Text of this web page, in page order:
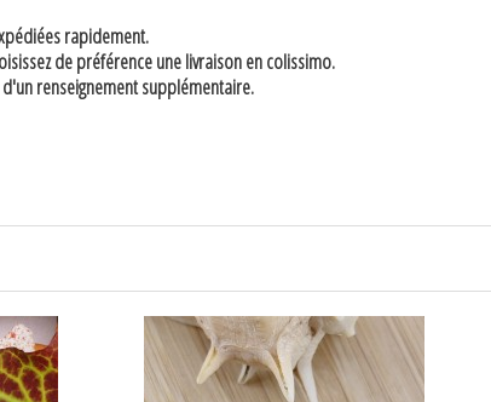
rapidement.
de préférence une livraison en colissimo.
renseignement supplémentaire.